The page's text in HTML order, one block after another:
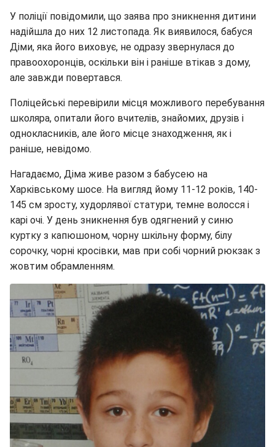
У поліції повідомили, що заява про зникнення дитини
надійшла до них 12 листопада. Як виявилося, бабуся
Діми, яка його виховує, не одразу звернулася до
правоохоронців, оскільки він і раніше втікав з дому,
але завжди повертався.
Поліцейські перевірили місця можливого перебування
школяра, опитали його вчителів, знайомих, друзів і
однокласників, але його місце знаходження, як і
раніше, невідомо.
Нагадаємо, Діма живе разом з бабусею на
Харківському шосе. На вигляд йому 11-12 років, 140-
145 см зросту, худорлявої статури, темне волосся і
карі очі. У день зникнення був одягнений у синю
куртку з капюшоном, чорну шкільну форму, білу
сорочку, чорні кросівки, мав при собі чорний рюкзак з
жовтим обрамленням.